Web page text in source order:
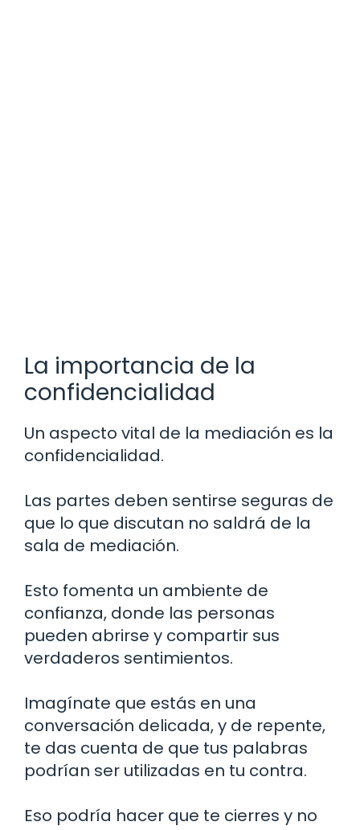
La importancia de la
confidencialidad
Un aspecto vital de la mediación es la
confidencialidad.
Las partes deben sentirse seguras de
que lo que discutan no saldrá de la
sala de mediación.
Esto fomenta un ambiente de
confianza, donde las personas
pueden abrirse y compartir sus
verdaderos sentimientos.
Imagínate que estás en una
conversación delicada, y de repente,
te das cuenta de que tus palabras
podrían ser utilizadas en tu contra.
Eso podría hacer que te cierres y no